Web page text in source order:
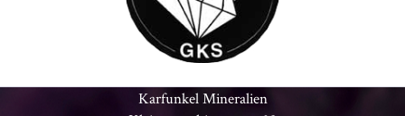
Karfunkel Mineralien